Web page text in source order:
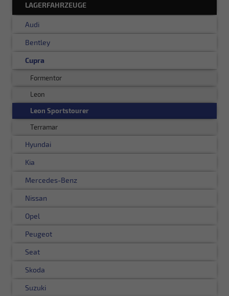
LAGERFAHRZEUGE
Audi
Bentley
Cupra
Formentor
Leon
Leon Sportstourer
Terramar
Hyundai
Kia
Mercedes-Benz
Nissan
Opel
Peugeot
Seat
Skoda
Suzuki